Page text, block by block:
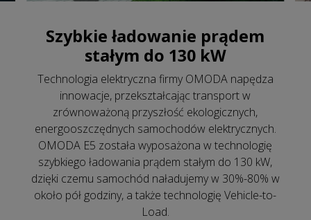
Szybkie ładowanie prądem
stałym do 130 kW
Technologia elektryczna firmy OMODA napędza
innowacje, przekształcając transport w
zrównoważoną przyszłość ekologicznych,
energooszczędnych samochodów elektrycznych.
OMODA E5 została wyposażona w technologię
szybkiego ładowania prądem stałym do 130 kW,
dzięki czemu samochód naładujemy w 30%-80% w
około pół godziny, a także technologię Vehicle-to-
Load.